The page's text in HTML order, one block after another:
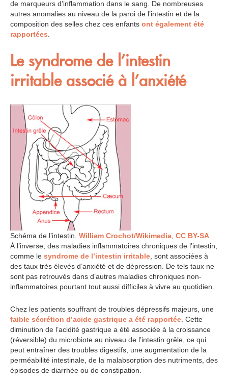
de marqueurs d’inflammation dans le sang. De nombreuses
autres anomalies au niveau de la paroi de l’intestin et de la
composition des selles chez ces enfants ont également été
rapportées.
Le syndrome de l’intestin
irritable associé à l’anxiété
Schéma de l’intestin. William Crochot/Wikimedia, CC BY-SA
À l’inverse, des maladies inflammatoires chroniques de l’intestin,
comme le syndrome de l’intestin irritable, sont associées à
des taux très élevés d’anxiété et de dépression. De tels taux ne
sont pas retrouvés dans d’autres maladies chroniques non-
inflammatoires pourtant tout aussi difficiles à vivre au quotidien.
Chez les patients souffrant de troubles dépressifs majeurs, une
faible sécrétion d’acide gastrique a été rapportée. Cette
diminution de l’acidité gastrique a été associée à la croissance
(réversible) du microbiote au niveau de l’intestin grêle, ce qui
peut entraîner des troubles digestifs, une augmentation de la
perméabilité intestinale, de la malabsorption des nutriments, des
épisodes de diarrhée ou de constipation.